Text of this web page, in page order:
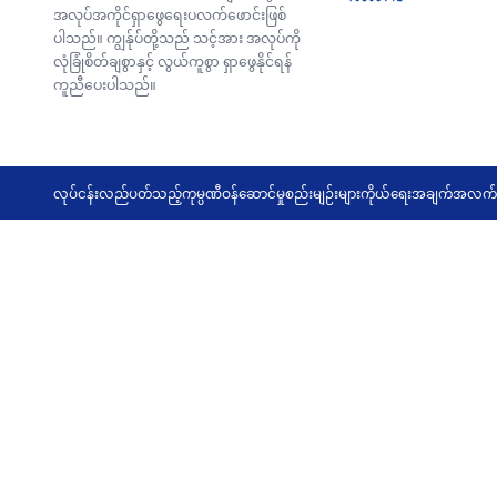
အလုပ်အကိုင်ရှာဖွေရေးပလက်ဖောင်းဖြစ်
ပါသည်။ ကျွန်ုပ်တို့သည် သင့်အား အလုပ်ကို
လုံခြုံစိတ်ချစွာနှင့် လွယ်ကူစွာ ရှာဖွေနိုင်ရန်
ကူညီပေးပါသည်။
လုပ်ငန်းလည်ပတ်သည့်ကုမ္ပဏီဝန်ဆောင်မှုစည်းမျဉ်းများကိုယ်ရေးအချက်အလက်